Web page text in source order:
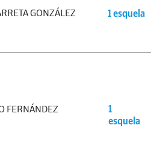
GONZÁLEZ 1 esquela
FERNÁNDEZ
1
esquela